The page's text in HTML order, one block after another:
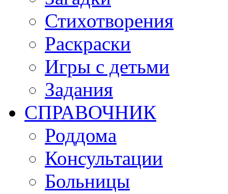
Стихотворения
Раскраски
Игры c детьми
Задания
СПРАВОЧНИК
Роддома
Консультации
Больницы